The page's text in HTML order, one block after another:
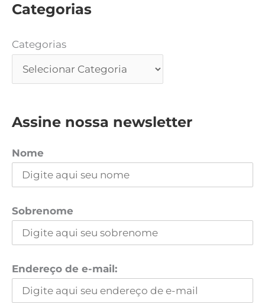
Categorias
Categorias
Assine nossa newsletter
Nome
Sobrenome
Endereço de e-mail: